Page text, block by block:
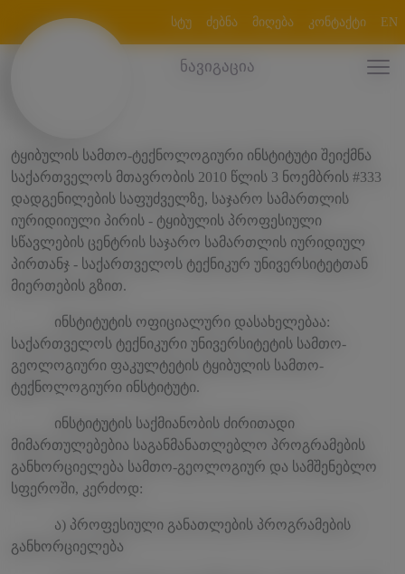
სტუ ძებნა მიღება კონტაქტი EN
ნავიგაცია
ტყიბულის სამთო-ტექნოლოგიური ინსტიტუტი შეიქმნა
საქართველოს მთავრობის 2010 წლის 3 ნოემბრის #333
დადგენილების საფუძველზე, საჯარო სამართლის
იურიდიიული პირის - ტყიბულის პროფესიული
სწავლების ცენტრის საჯარო სამართლის იურიდიულ
პირთანჯ - საქართველოს ტექნიკურ უნივერსიტეტთან
მიერთების გზით.
ინსტიტუტის ოფიციალური დასახელებაა:
საქართველოს ტექნიკური უნივერსიტეტის სამთო-
გეოლოგიური ფაკულტეტის ტყიბულის სამთო-
ტექნოლოგიური ინსტიტუტი.
ინსტიტუტის საქმიანობის ძირითადი
მიმართულებებია საგანმანათლებლო პროგრამების
განხორციელება სამთო-გეოლოგიურ და სამშენებლო
სფეროში, კერძოდ:
ა) პროფესიული განათლების პროგრამების
განხორციელება